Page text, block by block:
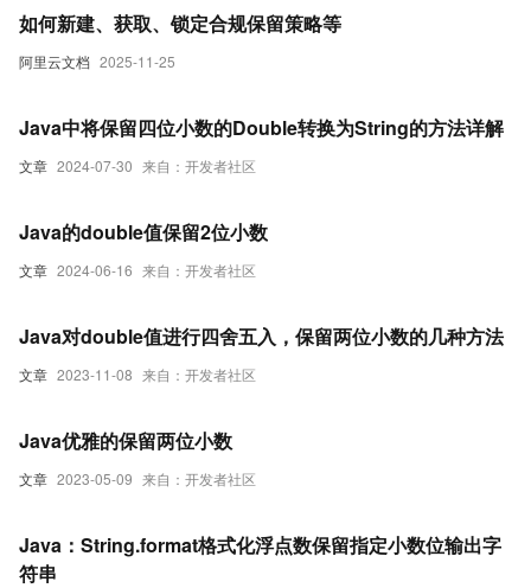
阿里云文档 2025-11-25
如何新建、获取、锁定合规保留策略等
文章 2024-07-30 来自：开发者社区
Java中将保留四位小数的Double转换为String的方法详解
文章 2024-06-16 来自：开发者社区
Java的double值保留2位小数
文章 2023-11-08 来自：开发者社区
Java对double值进行四舍五入，保留两位小数的几种方法
文章 2023-05-09 来自：开发者社区
Java优雅的保留两位小数
Java：String.format格式化浮点数保留指定小数位输出字
符串